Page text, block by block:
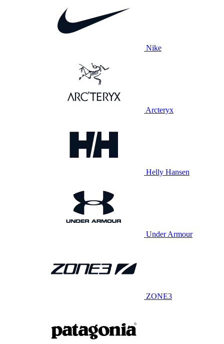
Nike
Arcteryx
Helly Hansen
Under Armour
ZONE3